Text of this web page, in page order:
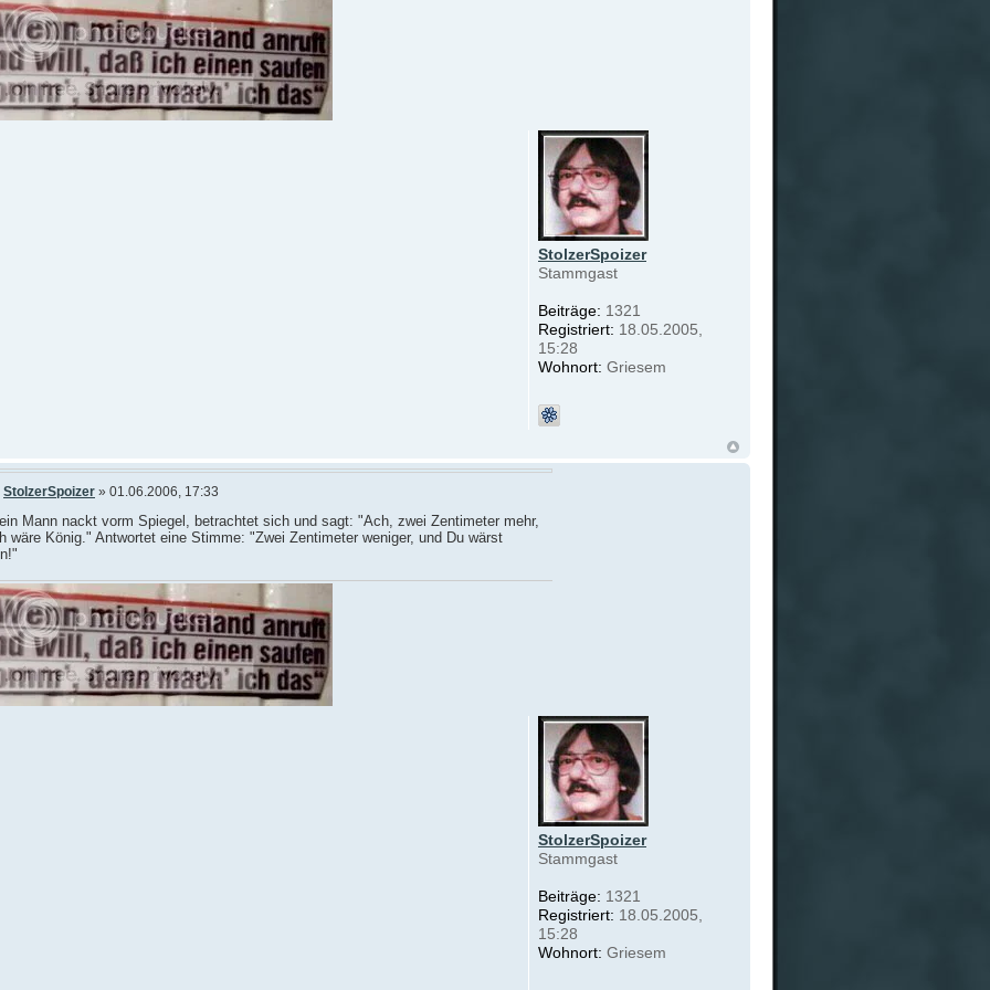
StolzerSpoizer
Stammgast
Beiträge: 1321
Registriert: 18.05.2005,
15:28
Wohnort: Griesem
StolzerSpoizer » 01.06.2006, 17:33
Mann nackt vorm Spiegel, betrachtet sich und sagt: "Ach, zwei Zentimeter mehr,
wäre König." Antwortet eine Stimme: "Zwei Zentimeter weniger, und Du wärst
StolzerSpoizer
Stammgast
Beiträge: 1321
Registriert: 18.05.2005,
15:28
Wohnort: Griesem